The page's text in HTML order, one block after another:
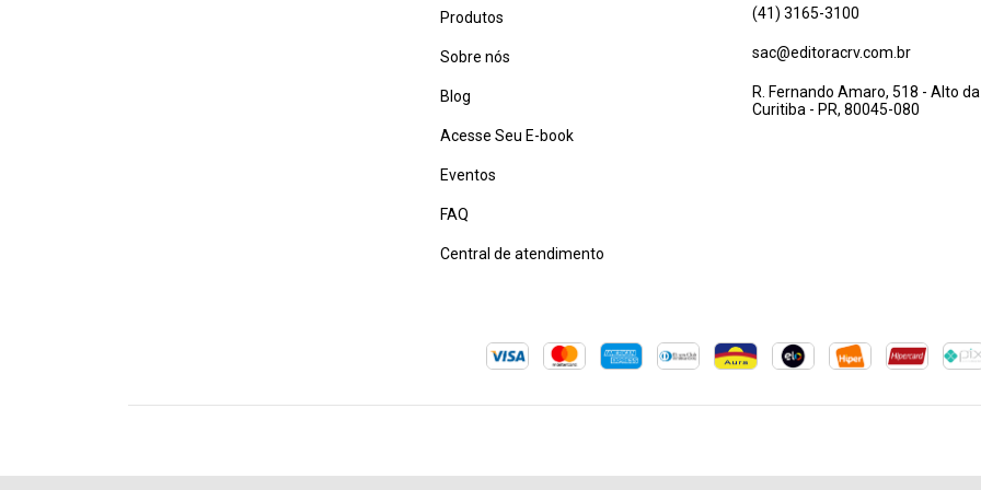
Produtos
Sobre nós
Blog
Acesse Seu E-book
Eventos
FAQ
Central de atendimento
(41) 3165-3100
sac@editoracrv.com.br
R. Fernando Amaro, 518 - Alto da
Curitiba - PR, 80045-080